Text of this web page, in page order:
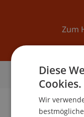
Zum
Startseite
Diese
Cookies.
Wir